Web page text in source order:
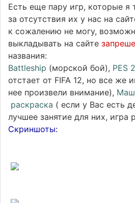
Есть еще пару игр, которые
за отсутствия их у нас на
к сожалению не могу,
выкладывать на сайте
названия:
Battleship (морской бой), PES
отстает от FIFA 12, но все же
нее произвели внимание),
раскраска ( если у Вас есть
лучшее занятие для них, игра
Скриншоты: